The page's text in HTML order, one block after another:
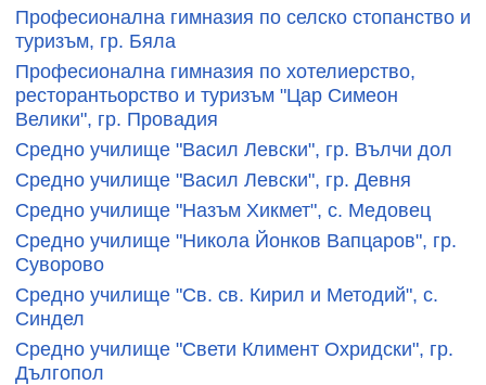
Професионална гимназия по селско стопанство и
туризъм, гр. Бяла
Професионална гимназия по хотелиерство,
ресторантьорство и туризъм "Цар Симеон
Велики", гр. Провадия
Средно училище "Васил Левски", гр. Вълчи дол
Средно училище "Васил Левски", гр. Девня
Средно училище "Назъм Хикмет", с. Медовец
Средно училище "Никола Йонков Вапцаров", гр.
Суворово
Средно училище "Св. св. Кирил и Методий", с.
Синдел
Средно училище "Свети Климент Охридски", гр.
Дългопол